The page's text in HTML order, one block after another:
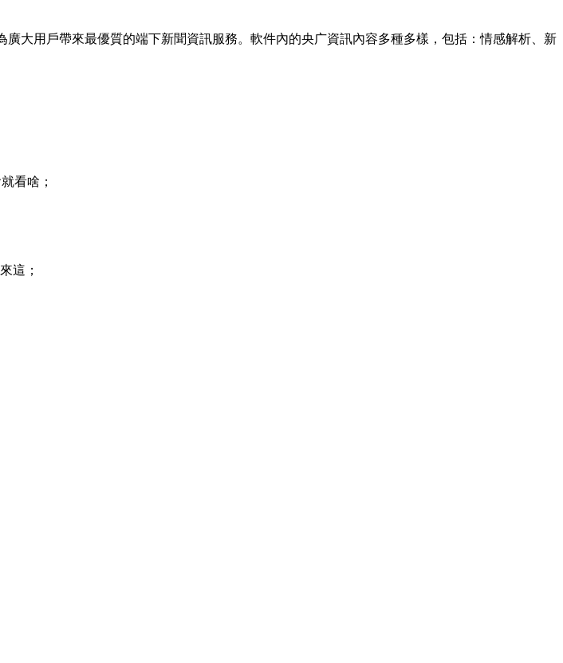
廣大用戶帶來最優質的端下新聞資訊服務。軟件內的央广資訊內容多種多樣，包括：情感解析、新
看啥；
這；